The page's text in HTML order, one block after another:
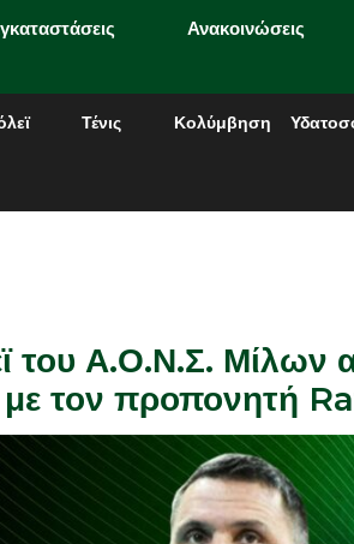
Ανακοινώσεις
Τένις Κολύμβηση
του Α.Ο.Ν.Σ. Μίλων
με τον προπονητή